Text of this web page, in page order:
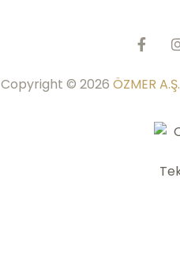
Copyright © 2026 ÖZMER A.Ş.